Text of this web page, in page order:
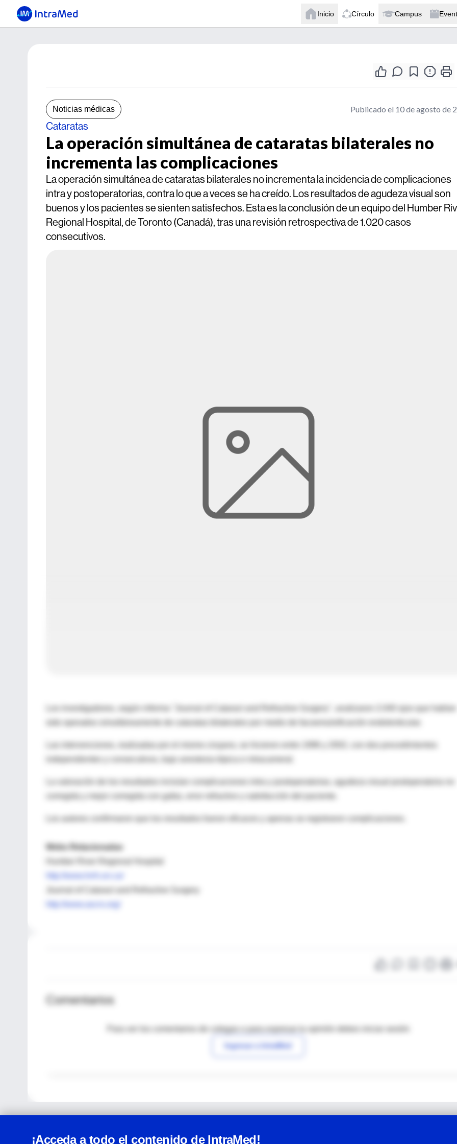
Inicio Círculo Campus
Noticias médicas Publicado el 10 de agosto de
Cataratas
La operación simultánea de cataratas bilaterales no
incrementa las complicaciones
La operación simultánea de cataratas bilaterales no incrementa la incidencia de complicaciones
intra y postoperatorias, contra lo que a veces se ha creído. Los resultados de agudeza visual son
buenos y los pacientes se sienten satisfechos. Esta es la conclusión de un equipo del Humber
Regional Hospital, de Toronto (Canadá), tras una revisión retrospectiva de 1.020 casos
consecutivos.
Los investigadores, según informa "Journal of Cataract and Refractive Surgery", analizaron 2.040 ojos que habían
independientes y consecutivos, bajo anestesia tópica e intracameral.
La valoración de los resultados incluían complicaciones intra y postoperatorias, agudeza visual postoperatoria no
corregida y mejor corregida con gafas, error refractivo y satisfacción del paciente.
Los autores confirmaron que los resultados fueron eficaces y apenas se registraron complicaciones.
Webs Relacionadas
Humber River Regional Hospital
Journal of Cataract and Refractive Surgery
Comentarios
Para ver los comentarios de colegas o para expresar tu opinión debes iniciar sesión
Ingresar a IntraMed
¡Acceda a todo el contenido de IntraMed!